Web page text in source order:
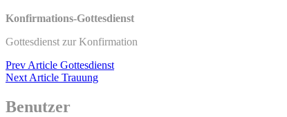
Konfirmations-Gottesdienst
Gottesdienst zur Konfirmation
Beitragsnavigation
Previous
Post
Prev Article Gottesdienst
Next
Next Article Trauung
Benutzer